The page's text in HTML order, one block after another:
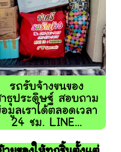
รถรับจ้างขนของ
ธุประดิษฐ์ สอบถาม
อมูลเราได้ตลอดเวลา
24 ชม. LINE...